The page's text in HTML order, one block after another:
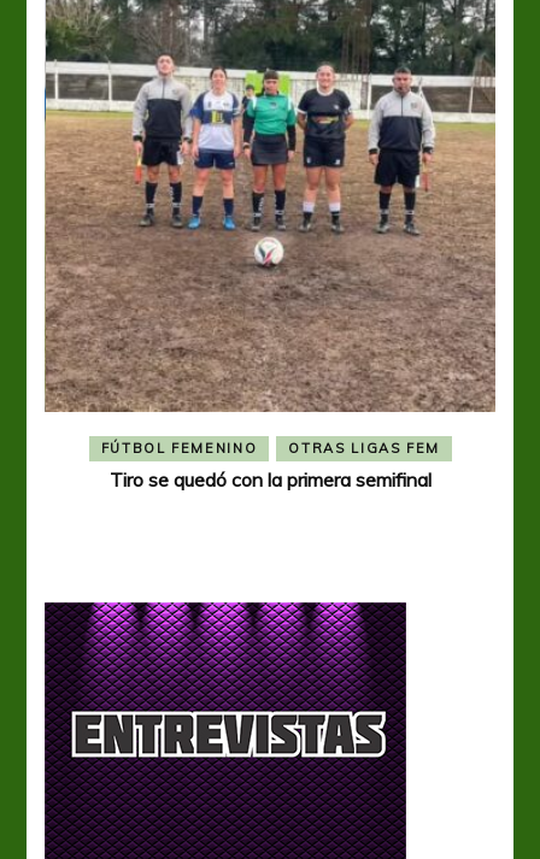
FÚTBOL FEMENINO OTRAS LIGAS FEM
Tiro se quedó con la primera semifinal